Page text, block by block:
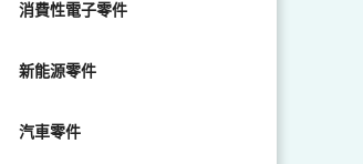
消費性電子零件
新能源零件
汽車零件